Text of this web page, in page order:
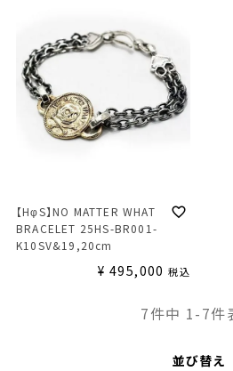
【HφS】NO MATTER WHAT
BRACELET 25HS-BR001-
K10SV&19,20cm
¥ 495,000 税込
並び替え
7件中 1-7件